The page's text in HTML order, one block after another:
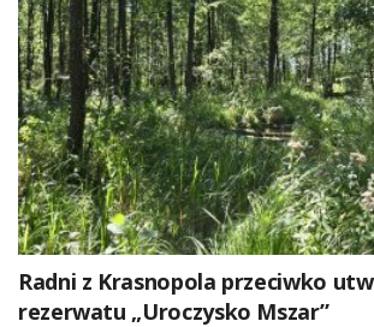
Radni z Krasnopola przeciwko
rezerwatu „Uroczysko Mszar”